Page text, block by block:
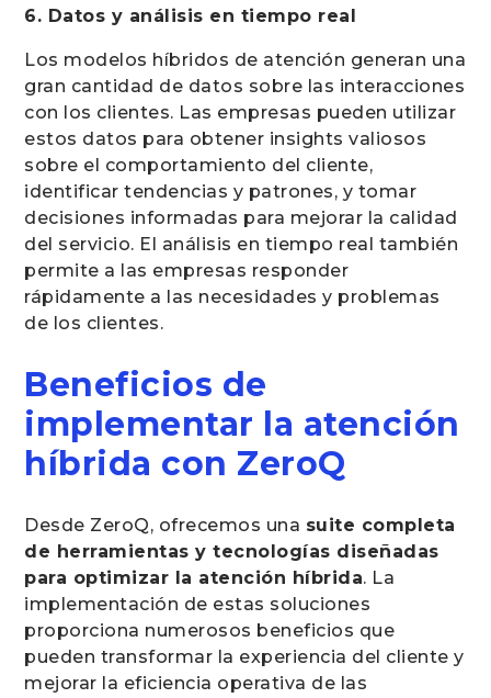
6. Datos y análisis en tiempo real
Los modelos híbridos de atención generan una
gran cantidad de datos sobre las interacciones
con los clientes. Las empresas pueden utilizar
estos datos para obtener insights valiosos
sobre el comportamiento del cliente,
identificar tendencias y patrones, y tomar
decisiones informadas para mejorar la calidad
del servicio. El análisis en tiempo real también
permite a las empresas responder
rápidamente a las necesidades y problemas
de los clientes.
Beneficios de
implementar la atención
híbrida con ZeroQ
Desde ZeroQ, ofrecemos una suite completa
de herramientas y tecnologías diseñadas
para optimizar la atención híbrida. La
implementación de estas soluciones
proporciona numerosos beneficios que
pueden transformar la experiencia del cliente y
mejorar la eficiencia operativa de las